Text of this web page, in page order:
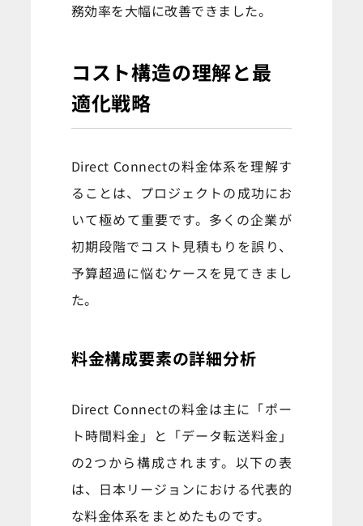
務効率を大幅に改善できました。
コスト構造の理解と最
適化戦略
Direct Connectの料金体系を理解す
ることは、プロジェクトの成功にお
いて極めて重要です。多くの企業が
初期段階でコスト見積もりを誤り、
予算超過に悩むケースを見てきまし
た。
料金構成要素の詳細分析
Direct Connectの料金は主に「ポー
ト時間料金」と「データ転送料金」
の2つから構成されます。以下の表
は、日本リージョンにおける代表的
な料金体系をまとめたものです。